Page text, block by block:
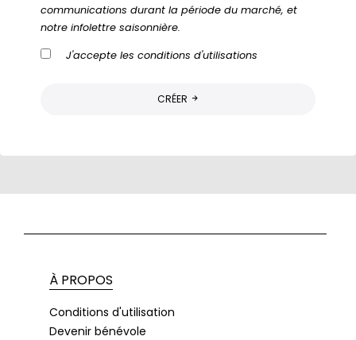
communications durant la période du marché, et
notre infolettre saisonnière.
J'accepte lesconditions d'utilisations
CRÉER
À PROPOS
Conditions d'utilisation
Devenir bénévole